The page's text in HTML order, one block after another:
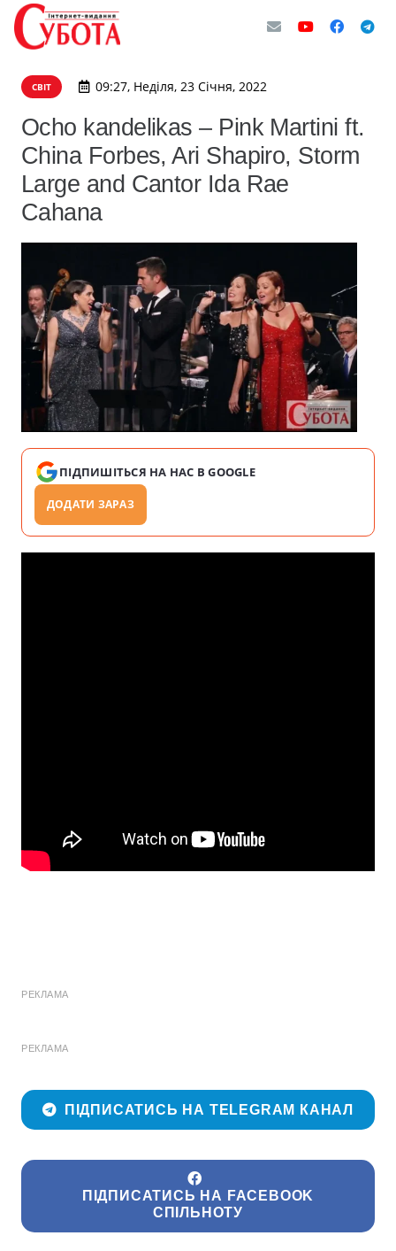
СВІТ 09:27, Неділя, 23 Січня, 2022
Ocho kandelikas – Pink Martini ft.
China Forbes, Ari Shapiro, Storm
Large and Cantor Ida Rae
Cahana
ПІДПИШІТЬСЯ НА НАС В GOOGLE
ДОДАТИ ЗАРАЗ
РЕКЛАМА
РЕКЛАМА
ПІДПИСАТИСЬ НА TELEGRAM КАНАЛ
ПІДПИСАТИСЬ НА FACEBOOK
СПІЛЬНОТУ